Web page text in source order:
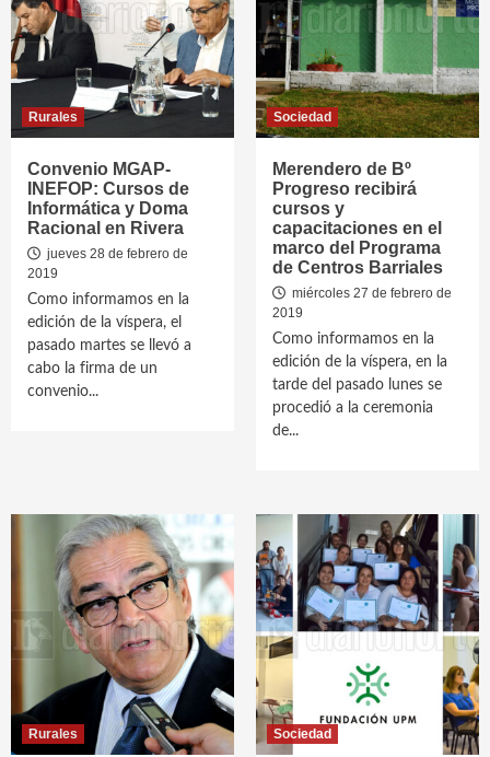
Rurales
Convenio MGAP-
INEFOP: Cursos de
Informática y Doma
Racional en Rivera
jueves 28 de febrero de
2019
Como informamos en la
edición de la víspera, el
pasado martes se llevó a
cabo la firma de un
convenio...
Sociedad
Merendero de Bº
Progreso recibirá
cursos y
capacitaciones en el
marco del Programa
de Centros Barriales
miércoles 27 de febrero de
2019
Como informamos en la
edición de la víspera, en la
tarde del pasado lunes se
procedió a la ceremonia
de...
Rurales Sociedad